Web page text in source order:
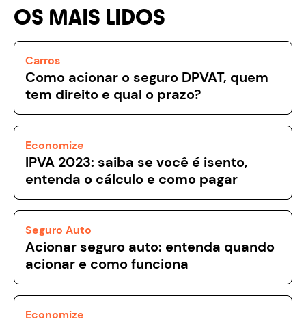
OS MAIS LIDOS
Carros
Como acionar o seguro DPVAT, quem
tem direito e qual o prazo?
Economize
IPVA 2023: saiba se você é isento,
entenda o cálculo e como pagar
Seguro Auto
Acionar seguro auto: entenda quando
acionar e como funciona
Economize